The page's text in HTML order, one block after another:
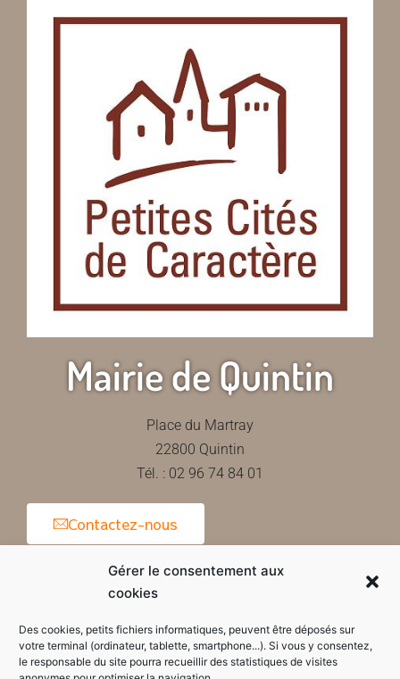
Gérer le consentement aux
cookies
Des cookies, petits fichiers informatiques, peuvent être déposés sur
votre terminal (ordinateur, tablette, smartphone...). Si vous y consentez,
le responsable du site pourra recueillir des statistiques de visites
Mairie de Quintin
Place du Martray
22800 Quintin
Tél. : 02 96 74 84 01
Contactez-nous
Horaires d'ouverture de la mairie